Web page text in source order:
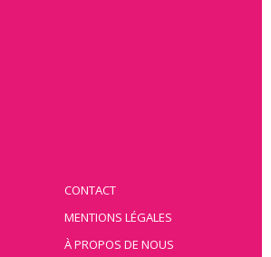
CONTACT
MENTIONS LÉGALES
À PROPOS DE NOUS